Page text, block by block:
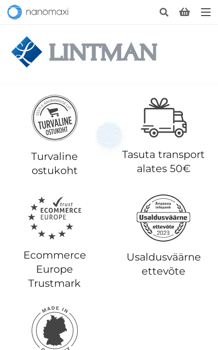
Turvaline
ostukoht
Tasuta transport
alates 50€
Ecommerce
Europe
Trustmark
Usaldusväärne
ettevõte